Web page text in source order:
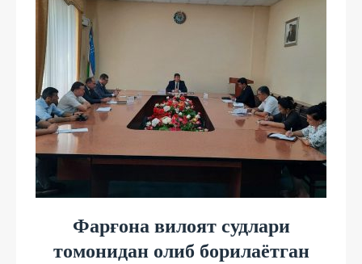
Фарғона вилоят судлари
томонидан олиб борилаётган